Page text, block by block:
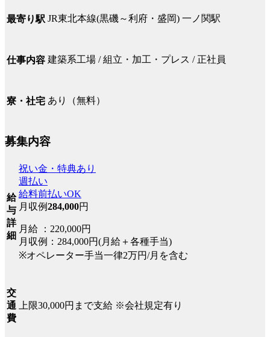
最寄り駅 JR東北本線(黒磯～利府・盛岡) 一ノ関駅
仕事内容 建築系工場 / 組立・加工・プレス / 正社員
寮・社宅 あり（無料）
募集内容
給
与
詳
細
祝い金・特典あり
週払い
給料前払いOK
月収例284,000円
月給 ：220,000円
月収例：284,000円(月給＋各種手当)
※オペレーター手当一律2万円/月を含む
交
通
費
上限30,000円まで支給 ※会社規定有り